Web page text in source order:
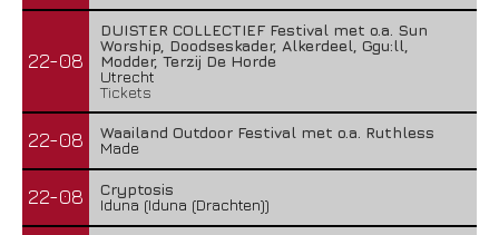
22-08
DUISTER COLLECTIEF Festival met o.a. Sun
Worship, Doodseskader, Alkerdeel, Ggu:ll,
Modder, Terzij De Horde
Utrecht
Tickets
22-08
Waailand Outdoor Festival met o.a. Ruthless
Made
22-08
Cryptosis
Iduna (Iduna (Drachten))